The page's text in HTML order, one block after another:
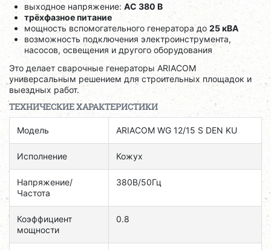
выходное напряжение: AC 380 В
трёхфазное питание
мощность вспомогательного генератора до 25 кВА
возможность подключения электроинструмента,
насосов, освещения и другого оборудования
Это делает сварочные генераторы ARIACOM
универсальным решением для строительных площадок и
выездных работ.
ТЕХНИЧЕСКИЕ ХАРАКТЕРИСТИКИ
Модель ARIACOM WG 12/15 S DEN KU
Исполнение Кожух
Напряжение/
Частота
380В/50Гц
Коэффициент
мощности
0.8